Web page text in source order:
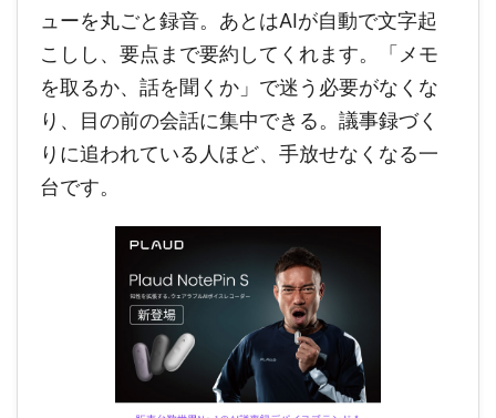
ューを丸ごと録音。あとはAIが自動で文字起
こしし、要点まで要約してくれます。「メモ
を取るか、話を聞くか」で迷う必要がなくな
り、目の前の会話に集中できる。議事録づく
りに追われている人ほど、手放せなくなる一
台です。